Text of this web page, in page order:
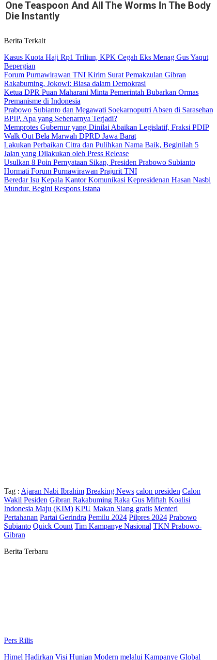
One Teaspoon And All The Worms In The Body
Die Instantly
Berita Terkait
Kasus Kuota Haji Rp1 Triliun, KPK Cegah Eks Menag Gus Yaqut
Bepergian
Forum Purnawirawan TNI Kirim Surat Pemakzulan Gibran
Rakabuming, Jokowi: Biasa dalam Demokrasi
Ketua DPR Puan Maharani Minta Pemerintah Bubarkan Ormas
Premanisme di Indonesia
Prabowo Subianto dan Megawati Soekarnoputri Absen di Sarasehan
BPIP, Apa yang Sebenarnya Terjadi?
Memprotes Gubernur yang Dinilai Abaikan Legislatif, Fraksi PDIP
Walk Out Bela Marwah DPRD Jawa Barat
Lakukan Perbaikan Citra dan Pulihkan Nama Baik, Beginilah 5
Jalan yang Dilakukan oleh Press Release
Usulkan 8 Poin Pernyataan Sikap, Presiden Prabowo Subianto
Hormati Forum Purnawirawan Prajurit TNI
Beredar Isu Kepala Kantor Komunikasi Kepresidenan Hasan Nasbi
Mundur, Begini Respons Istana
Tag : Ajaran Nabi Ibrahim Breaking News calon presiden Calon
Wakil Pesiden Gibran Rakabuming Raka Gus Miftah Koalisi
Indonesia Maju (KIM) KPU Makan Siang gratis Menteri
Pertahanan Partai Gerindra Pemilu 2024 Pilpres 2024 Prabowo
Subianto Quick Count Tim Kampanye Nasional TKN Prabowo-
Gibran
Berita Terbaru
Pers Rilis
Himel Hadirkan Visi Hunian Modern melalui Kampanye Global